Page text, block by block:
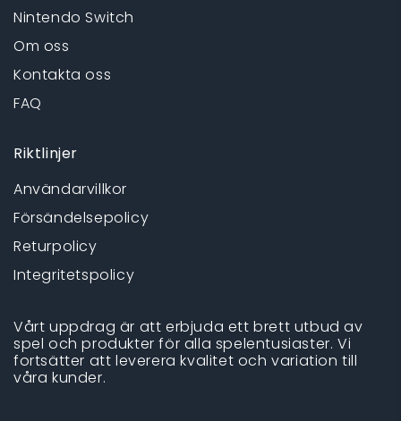
Nintendo Switch
Om oss
Kontakta oss
FAQ
Riktlinjer
Användarvillkor
Försändelsepolicy
Returpolicy
Integritetspolicy
Vårt uppdrag är att erbjuda ett brett utbud av
spel och produkter för alla spelentusiaster. Vi
fortsätter att leverera kvalitet och variation till
våra kunder.